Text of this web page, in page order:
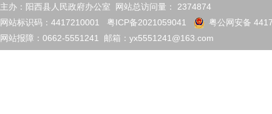
主办：阳西县人民政府办公室 网站总访问量： 2374874
网站标识码：4417210001 粤ICP备2021059041
粤公网安备
网站报障：0662-5551241 邮箱：yx5551241@163.com